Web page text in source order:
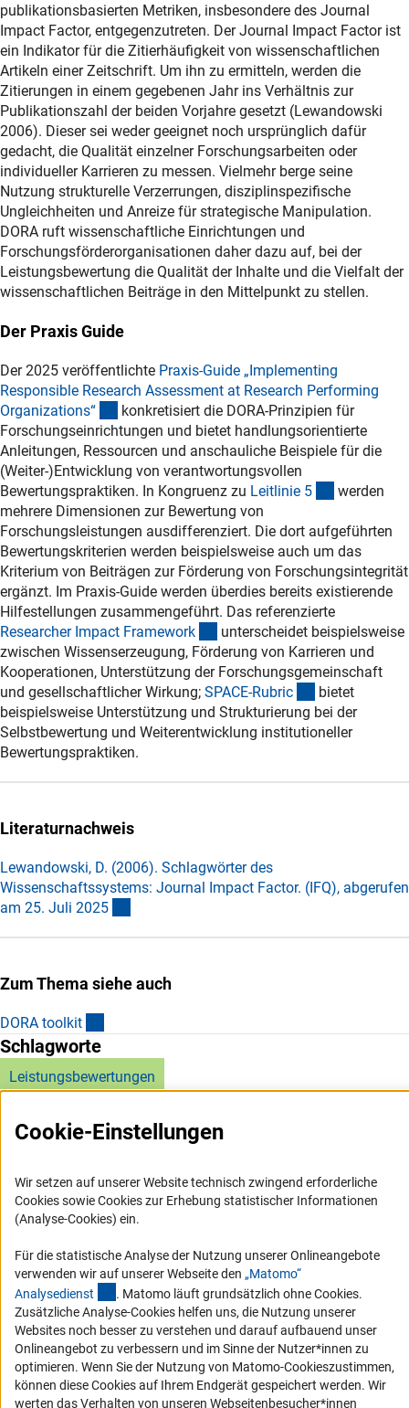
publikationsbasierten Metriken, insbesondere des Journal
Impact Factor, entgegenzutreten. Der Journal Impact Factor ist
ein Indikator für die Zitierhäufigkeit von wissenschaftlichen
Artikeln einer Zeitschrift. Um ihn zu ermitteln, werden die
Zitierungen in einem gegebenen Jahr ins Verhältnis zur
Publikationszahl der beiden Vorjahre gesetzt (Lewandowski
2006). Dieser sei weder geeignet noch ursprünglich dafür
gedacht, die Qualität einzelner Forschungsarbeiten oder
individueller Karrieren zu messen. Vielmehr berge seine
Nutzung strukturelle Verzerrungen, disziplinspezifische
Ungleichheiten und Anreize für strategische Manipulation.
DORA ruft wissenschaftliche Einrichtungen und
Forschungsförderorganisationen daher dazu auf, bei der
Leistungsbewertung die Qualität der Inhalte und die Vielfalt der
wissenschaftlichen Beiträge in den Mittelpunkt zu stellen.
Der Praxis Guide
Der 2025 veröffentlichte Praxis-Guide „Implementing
Responsible Research Assessment at Research Performing
Organizations“ (externer Link)
konkretisiert die DORA-Prinzipien für
Forschungseinrichtungen und bietet handlungsorientierte
Anleitungen, Ressourcen und anschauliche Beispiele für die
(Weiter-)Entwicklung von verantwortungsvollen
Bewertungspraktiken. In Kongruenz zu Leitlinie 5 (interner
werden
mehrere Dimensionen zur Bewertung von
Forschungsleistungen ausdifferenziert. Die dort aufgeführten
Bewertungskriterien werden beispielsweise auch um das
Kriterium von Beiträgen zur Förderung von Forschungsintegrität
ergänzt. Im Praxis-Guide werden überdies bereits existierende
Hilfestellungen zusammengeführt. Das referenzierte
Researcher Impact Framework (externer Link)
unterscheidet beispielsweise
zwischen Wissenserzeugung, Förderung von Karrieren und
Kooperationen, Unterstützung der Forschungsgemeinschaft
und gesellschaftlicher Wirkung; SPACE-Rubric (externer Link)
bietet
beispielsweise Unterstützung und Strukturierung bei der
Selbstbewertung und Weiterentwicklung institutioneller
Bewertungspraktiken.
Literaturnachweis
Lewandowski, D. (2006). Schlagwörter des
Wissenschaftssystems: Journal Impact Factor. (IFQ), abgerufen
am 25. Juli 2025
Zum Thema siehe auch
DORA toolkit
Schlagworte
Leistungsbewertungen
Service
Barrierefreiheit
Erklärung zur Barrierefreiheit
Barriere melden
Links
Cookie-Einstellungen
Wir setzen auf unserer Website technisch zwingend erforderliche
Cookies sowie Cookies zur Erhebung statistischer Informationen
(Analyse-Cookies) ein.
Für die statistische Analyse der Nutzung unserer Onlineangebote
verwenden wir auf unserer Webseite den „Matomo“
Analysedienst (externer Link)
. Matomo läuft grundsätzlich ohne Cookies.
Zusätzliche Analyse-Cookies helfen uns, die Nutzung unserer
Websites noch besser zu verstehen und darauf aufbauend unser
Onlineangebot zu verbessern und im Sinne der Nutzer*innen zu
optimieren. Wenn Sie der Nutzung von Matomo-Cookieszustimmen,
können diese Cookies auf Ihrem Endgerät gespeichert werden. Wir
werten das Verhalten von unseren Webseitenbesucher*innen